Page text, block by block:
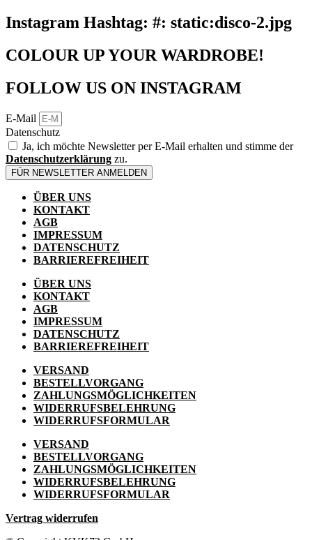
Instagram Hashtag: #: static:disco-2.jpg
COLOUR UP YOUR WARDROBE!
FOLLOW US ON INSTAGRAM
E-Mail
Datenschutz
Ja, ich möchte Newsletter per E-Mail erhalten und stimme der
Datenschutzerklärung zu.
FÜR NEWSLETTER ANMELDEN
ÜBER UNS
KONTAKT
AGB
IMPRESSUM
DATENSCHUTZ
BARRIEREFREIHEIT
ÜBER UNS
KONTAKT
AGB
IMPRESSUM
DATENSCHUTZ
BARRIEREFREIHEIT
VERSAND
BESTELLVORGANG
ZAHLUNGSMÖGLICHKEITEN
WIDERRUFSBELEHRUNG
WIDERRUFSFORMULAR
VERSAND
BESTELLVORGANG
ZAHLUNGSMÖGLICHKEITEN
WIDERRUFSBELEHRUNG
WIDERRUFSFORMULAR
Vertrag widerrufen